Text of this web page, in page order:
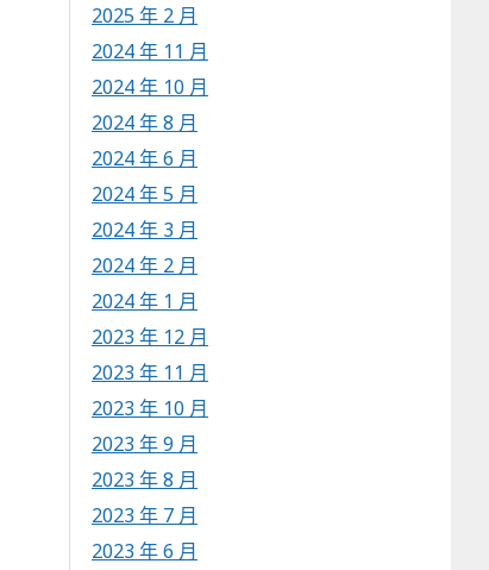
2025 年 2 月
2024 年 11 月
2024 年 10 月
2024 年 8 月
2024 年 6 月
2024 年 5 月
2024 年 3 月
2024 年 2 月
2024 年 1 月
2023 年 12 月
2023 年 11 月
2023 年 10 月
2023 年 9 月
2023 年 8 月
2023 年 7 月
2023 年 6 月